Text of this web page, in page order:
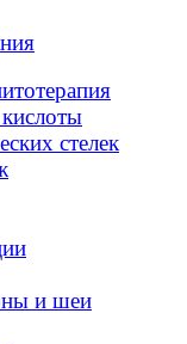
стелек
и шеи